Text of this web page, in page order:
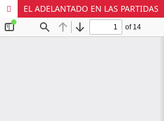
EL ADELANTADO EN LAS PARTIDAS